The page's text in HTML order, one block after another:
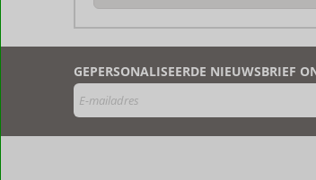
door
klanten
GEPERSONALISEERDE NIEUWSBRIEF